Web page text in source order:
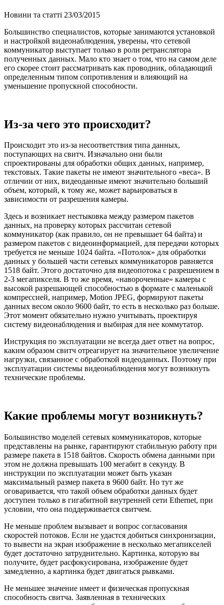
Новини та статті 23/03/2015
Большинство специалистов, которые занимаются установкой
и настройкой видеонаблюдения, уверены, что сетевой
коммуникатор выступает только в роли ретранслятора
полученных данных. Мало кто знает о том, что на самом деле
его скорее стоит рассматривать как проводник, обладающий
определенным типом сопротивления и влияющий на
уменьшение пропускной способности.
Из-за чего это происходит?
Происходит это из-за несоответствия типа данных,
поступающих на свитч. Изначально они были
спроектированы для обработки общих данных, например,
текстовых. Такие пакеты не имеют значительного «веса». В
отличии от них, видеоданные имеют значительно больший
объем, который, к тому же, может варьироваться в
зависимости от разрешения камеры.
Здесь и возникает нестыковка между размером пакетов
данных, на проверку которых рассчитан сетевой
коммуникатор (как правило, он не превышает 64 байта) и
размером пакетов с видеоинформацией, для передачи которых
требуется не меньше 1024 байта. «Потолок» для обработки
данных у большей части сетевых коммуникаторов равняется
1518 байт. Этого достаточно для видеопотока с разрешением в
2-3 мегапикселя. В то же время, «навороченные» камеры с
высокой разрешающей способностью в формате с маленькой
компрессией, например, Motion JPEG, формируют пакеты
данных весом около 9600 байт, то есть в несколько раз больше.
Этот момент обязательно нужно учитывать, проектируя
систему видеонаблюдения и выбирая для нее коммутатор.
Инструкция по эксплуатации не всегда дает ответ на вопрос,
каким образом свитч отреагирует на значительное увеличение
нагрузки, связанное с обработкой видеоданных. Поэтому при
эксплуатации системы видеонаблюдения могут возникнуть
технические проблемы.
Какие проблемы могут возникнуть?
Большинство моделей сетевых коммуникаторов, которые
представлены на рынке, гарантируют стабильную работу при
размере пакета в 1518 байтов. Скорость обмена данными при
этом не должна превышать 100 мегабит в секунду. В
инструкции по эксплуатации может быть указан
максимальный размер пакета в 9600 байт. Но тут же
оговаривается, что такой объем обработки данных будет
доступен только в гигабитной внутренней сети Ethernet, при
условии, что она поддерживается свитчем.
Не меньше проблем вызывает и вопрос согласования
скоростей потоков. Если не удастся добиться синхронизации,
то вывести на экран изображение в несколько мегапикселей
будет достаточно затруднительно. Картинка, которую вы
получите, будет расфокусирована, изображение будет
замедленно, а картинка будет двигаться рывками.
Не меньшее значение имеет и физическая пропускная
способность свитча. Заявленная в технических